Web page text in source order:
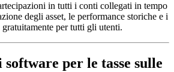
in tutti i conti collegati in tempo
degli asset, le performance storiche e i
per tutti gli utenti.
per le tasse sulle